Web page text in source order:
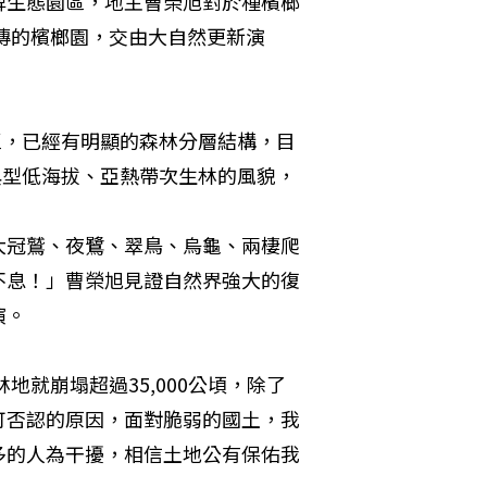
檳榔園，交由大自然更新演
已經有明顯的森林分層結構，目
低海拔、亞熱帶次生林的風貌，
鷲、夜鷺、翠鳥、烏龜、兩棲爬
！」曹榮旭見證自然界強大的復
就崩塌超過35,000公頃，除了
認的原因，面對脆弱的國土，我
人為干擾，相信土地公有保佑我